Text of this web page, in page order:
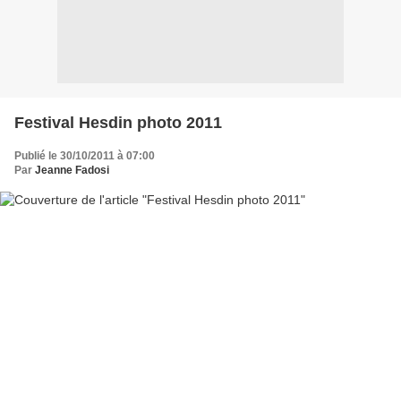
Festival Hesdin photo 2011
Publié le 30/10/2011 à 07:00
Par Jeanne Fadosi